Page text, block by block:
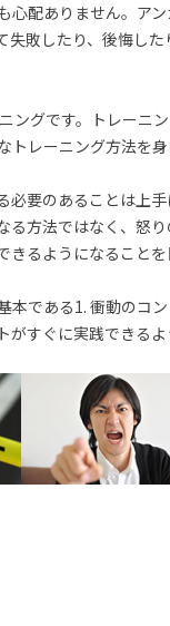
配ありません。ア
敗したり、後悔し
ングです。トレーニ
レーニング方法を身
要のあることは上
方法ではなく、怒
るようになることを
である1. 衝動のコ
すぐに実践できるよ